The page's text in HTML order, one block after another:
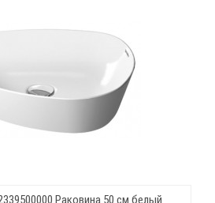
Раковина 50 см белый